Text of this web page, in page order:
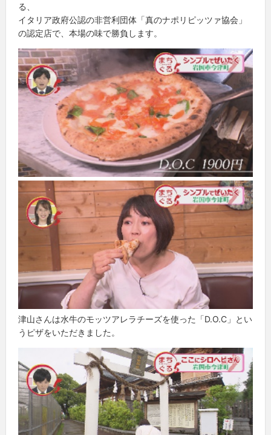
る、
イタリア政府公認の非営利団体「真のナポリピッツァ協会」
の認定店で、本場の味で勝負します。
津山さんは水牛のモッツアレラチーズを使った「D.O.C」とい
うピザをいただきました。